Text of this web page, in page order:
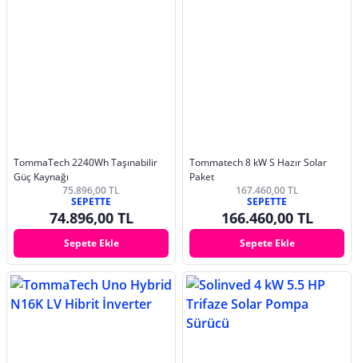
TommaTech 2240Wh Taşınabilir
Güç Kaynağı
75.896,00 TL
SEPETTE
74.896,00 TL
Sepete Ekle
Tommatech 8 kW S Hazır Solar
Paket
167.460,00 TL
SEPETTE
166.460,00 TL
Sepete Ekle